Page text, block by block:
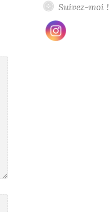
Suivez-moi !